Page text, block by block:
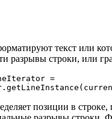
текст или
разрывы строки, или
=
позиции в